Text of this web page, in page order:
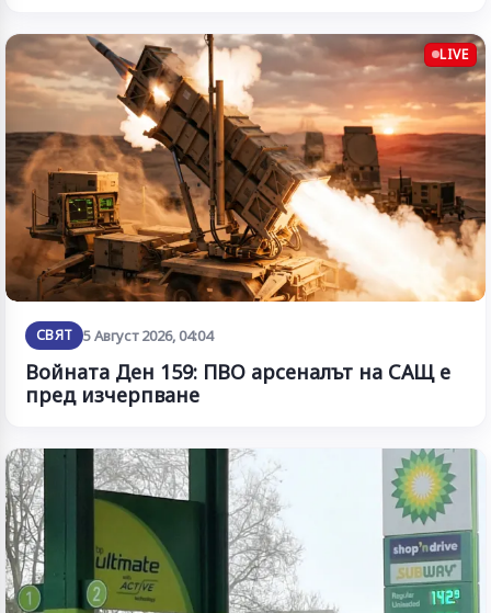
LIVE
СВЯТ 5 Август 2026, 04:04
Войната Ден 159: ПВО арсеналът на САЩ е
пред изчерпване